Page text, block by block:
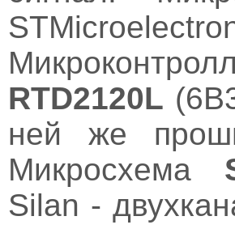
RTD2120L
ней же
Микросхема
Silan -